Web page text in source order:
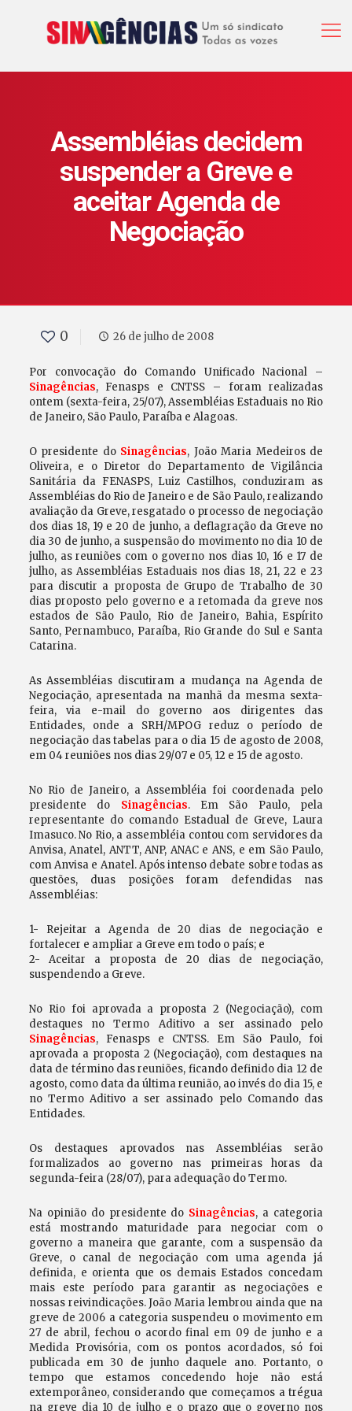
Assembléias decidem
suspender a Greve e
aceitar Agenda de
Negociação
0 26 de julho de 2008
Por convocação do Comando Unificado Nacional –
Sinagências, Fenasps e CNTSS – foram realizadas
ontem (sexta-feira, 25/07), Assembléias Estaduais no Rio
de Janeiro, São Paulo, Paraíba e Alagoas.
O presidente do Sinagências, João Maria Medeiros de
Oliveira, e o Diretor do Departamento de Vigilância
Sanitária da FENASPS, Luiz Castilhos, conduziram as
Assembléias do Rio de Janeiro e de São Paulo, realizando
avaliação da Greve, resgatado o processo de negociação
dos dias 18, 19 e 20 de junho, a deflagração da Greve no
dia 30 de junho, a suspensão do movimento no dia 10 de
julho, as reuniões com o governo nos dias 10, 16 e 17 de
julho, as Assembléias Estaduais nos dias 18, 21, 22 e 23
para discutir a proposta de Grupo de Trabalho de 30
dias proposto pelo governo e a retomada da greve nos
estados de São Paulo, Rio de Janeiro, Bahia, Espírito
Santo, Pernambuco, Paraíba, Rio Grande do Sul e Santa
Catarina.
As Assembléias discutiram a mudança na Agenda de
Negociação, apresentada na manhã da mesma sexta-
feira, via e-mail do governo aos dirigentes das
Entidades, onde a SRH/MPOG reduz o período de
negociação das tabelas para o dia 15 de agosto de 2008,
em 04 reuniões nos dias 29/07 e 05, 12 e 15 de agosto.
No Rio de Janeiro, a Assembléia foi coordenada pelo
presidente do Sinagências. Em São Paulo, pela
representante do comando Estadual de Greve, Laura
Imasuco. No Rio, a assembléia contou com servidores da
Anvisa, Anatel, ANTT, ANP, ANAC e ANS, e em São Paulo,
com Anvisa e Anatel. Após intenso debate sobre todas as
questões, duas posições foram defendidas nas
Assembléias:
1- Rejeitar a Agenda de 20 dias de negociação e
fortalecer e ampliar a Greve em todo o país; e
2- Aceitar a proposta de 20 dias de negociação,
suspendendo a Greve.
No Rio foi aprovada a proposta 2 (Negociação), com
destaques no Termo Aditivo a ser assinado pelo
Sinagências, Fenasps e CNTSS. Em São Paulo, foi
aprovada a proposta 2 (Negociação), com destaques na
data de término das reuniões, ficando definido dia 12 de
agosto, como data da última reunião, ao invés do dia 15, e
no Termo Aditivo a ser assinado pelo Comando das
Entidades.
Os destaques aprovados nas Assembléias serão
formalizados ao governo nas primeiras horas da
segunda-feira (28/07), para adequação do Termo.
Na opinião do presidente do Sinagências, a categoria
está mostrando maturidade para negociar com o
governo a maneira que garante, com a suspensão da
Greve, o canal de negociação com uma agenda já
definida, e orienta que os demais Estados concedam
mais este período para garantir as negociações e
nossas reivindicações. João Maria lembrou ainda que na
greve de 2006 a categoria suspendeu o movimento em
27 de abril, fechou o acordo final em 09 de junho e a
Medida Provisória, com os pontos acordados, só foi
publicada em 30 de junho daquele ano. Portanto, o
tempo que estamos concedendo hoje não está
extemporâneo, considerando que começamos a trégua
na greve dia 10 de julho e o prazo que o governo nos